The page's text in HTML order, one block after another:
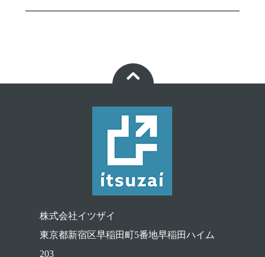
株式会社イツザイ
東京都新宿区早稲田町5番地早稲田ハイム
203